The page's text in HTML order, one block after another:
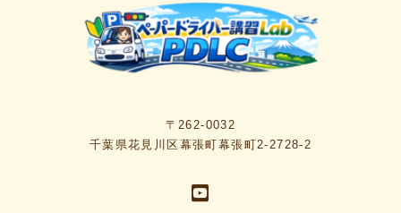
〒262-0032
千葉県花見川区幕張町幕張町2-2728-2